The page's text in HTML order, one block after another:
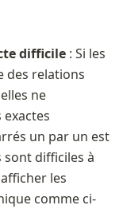
difficile : Si les
des relations
ne
un par un est
sont difficiles à
les
comme ci-